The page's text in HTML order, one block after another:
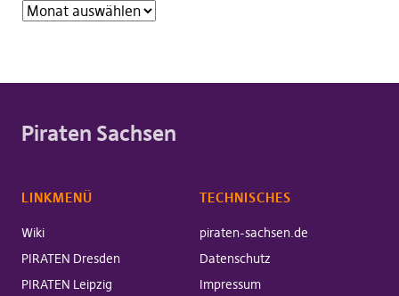
Piraten Sachsen
LINKMENÜ
Wiki
PIRATEN Dresden
PIRATEN Leipzig
TECHNISCHES
piraten-sachsen.de
Datenschutz
Impressum